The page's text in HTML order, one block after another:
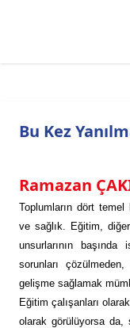
Bu Kez
Ramazan
Toplumların dört
ve sağlık. Eğitim,
unsurlarının
sorunları
gelişme sağlamak
Eğitim çalışanları
olarak görülüyorsa da,